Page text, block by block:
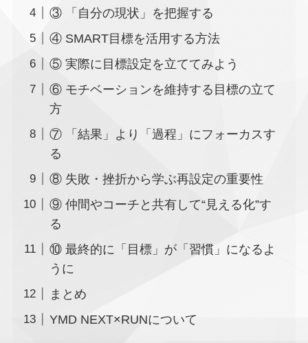
③ 「自分の現状」を把握する
④ SMART目標を活用する方法
⑤ 実際に目標設定を立ててみよう
⑥ モチベーションを維持する目標の立て
方
⑦ 「結果」より「過程」にフォーカスす
る
⑧ 失敗・挫折から学ぶ再設定の重要性
⑨ 仲間やコーチと共有して“見える化”す
る
⑩ 最終的に「目標」が「習慣」になるよ
うに
まとめ
YMD NEXT×RUNについて